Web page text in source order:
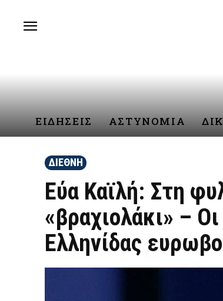
ΕΙΔΗΣΕΙΣ ΑΣΤΥΝΟΜΙΑ
ΔΙΕΘΝΗ
Εύα Καϊλή: Στη
«βραχιολάκι» –
Ελληνίδας